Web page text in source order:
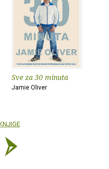
Sve za 30 minuta
Jamie Oliver